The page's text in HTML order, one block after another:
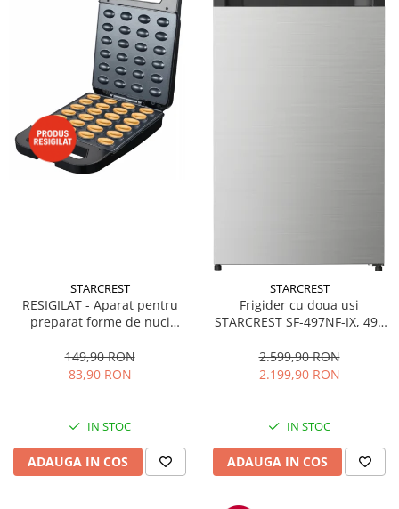
STARCREST
RESIGILAT - Aparat pentru
preparat forme de nuci
forme, 1400W, Indicator
luminos, Placi antiaderente,
149,90 RON
83,90 RON
IN STOC
ADAUGA IN COS
STARCREST
Frigider cu doua usi
STARCREST SF-497NF-IX, 497
Inverter, Clasa E, Display,
Functie super racire, Blocare
2.599,90 RON
2.199,90 RON
IN STOC
ADAUGA IN COS